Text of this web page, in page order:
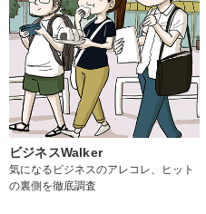
ビジネスWalker
気になるビジネスのアレコレ、ヒット
の裏側を徹底調査